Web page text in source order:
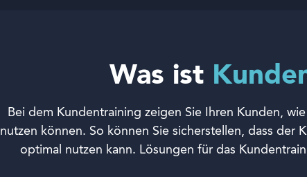
Was ist
Bei dem Kundentraining zeigen Sie Ihren Kunden,
nutzen können. So können Sie sicherstellen, dass der
optimal nutzen kann. Lösungen für das